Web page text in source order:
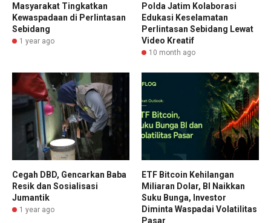
Masyarakat Tingkatkan
Kewaspadaan di Perlintasan
Sebidang
1 year ago
Polda Jatim Kolaborasi
Edukasi Keselamatan
Perlintasan Sebidang Lewat
Video Kreatif
10 month ago
Cegah DBD, Gencarkan Baba
Resik dan Sosialisasi
Jumantik
1 year ago
ETF Bitcoin Kehilangan
Miliaran Dolar, BI Naikkan
Suku Bunga, Investor
Diminta Waspadai Volatilitas
Pasar